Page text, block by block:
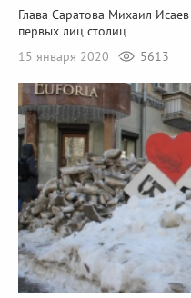
Глава Саратова Михаил
первых лиц столиц
15 января 2020
5613